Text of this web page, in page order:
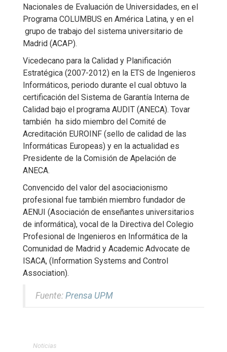
Nacionales de Evaluación de Universidades, en el
Programa COLUMBUS en América Latina, y en el
grupo de trabajo del sistema universitario de
Madrid (ACAP).
Vicedecano para la Calidad y Planificación
Estratégica (2007-2012) en la ETS de Ingenieros
Informáticos, periodo durante el cual obtuvo la
certificación del Sistema de Garantía Interna de
Calidad bajo el programa AUDIT (ANECA). Tovar
también ha sido miembro del Comité de
Acreditación EUROINF (sello de calidad de las
Informáticas Europeas) y en la actualidad es
Presidente de la Comisión de Apelación de
ANECA.
Convencido del valor del asociacionismo
profesional fue también miembro fundador de
AENUI (Asociación de enseñantes universitarios
de informática), vocal de la Directiva del Colegio
Profesional de Ingenieros en Informática de la
Comunidad de Madrid y Academic Advocate de
ISACA, (Information Systems and Control
Association).
Fuente: Prensa UPM
Noticias